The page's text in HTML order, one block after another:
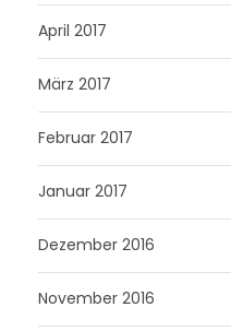
April 2017
März 2017
Februar 2017
Januar 2017
Dezember 2016
November 2016